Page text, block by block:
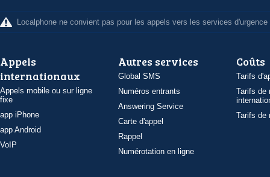
Localphone ne convient pas pour les appels vers les services d'urgence
Appels
internationaux
Appels mobile ou sur ligne
fixe
app iPhone
app Android
VoIP
Autres services
Global SMS
Numéros entrants
Answering Service
Carte d'appel
Rappel
Numérotation en ligne
Coûts
Tarifs
Tarifs de
Tarifs de